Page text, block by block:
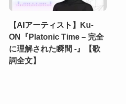
【AIアーティスト】Ku-
ON『Platonic Time – 完全
に理解された瞬間 -』【歌
詞全文】